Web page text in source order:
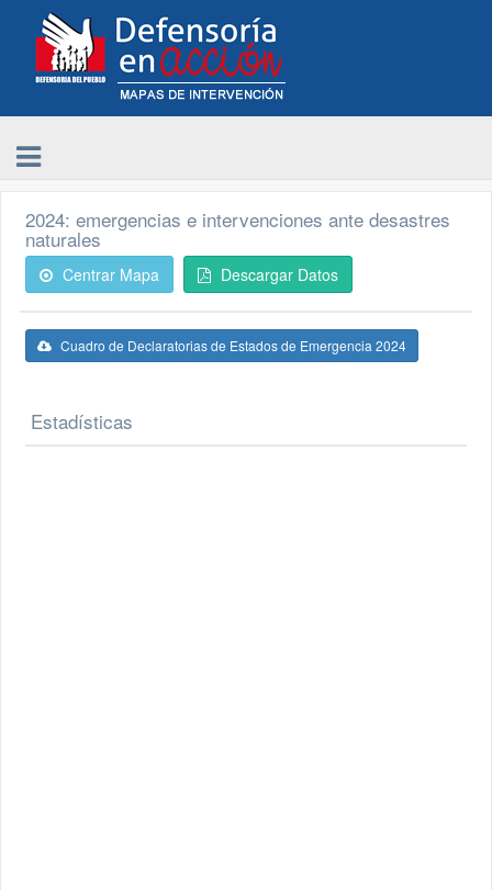
2024: emergencias e intervenciones ante desastres
naturales
Centrar Mapa Descargar Datos
Cuadro de Declaratorias de Estados de Emergencia 2024
Estadísticas